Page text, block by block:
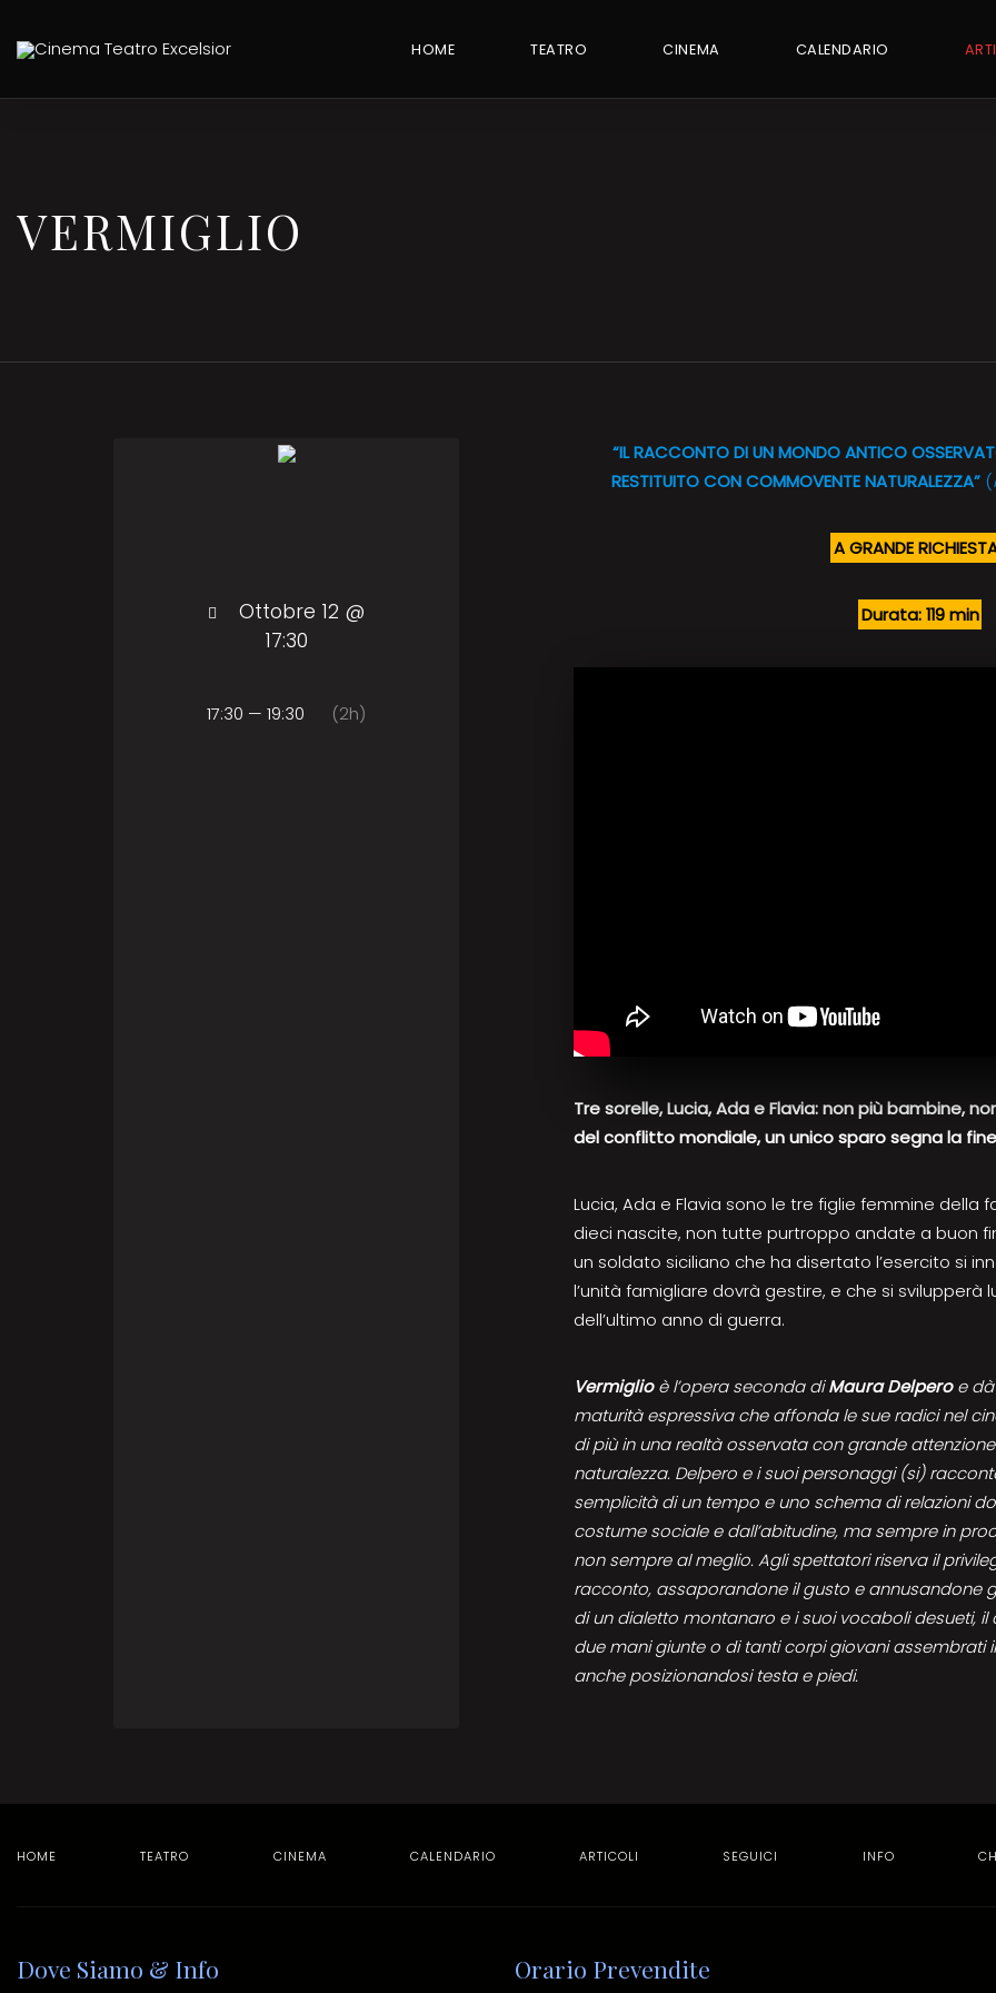
HOME TEATRO CINEMA CALENDARIO
VERMIGLIO
“IL RACCONTO DI UN MONDO ANTICO
RESTITUITO CON COMMOVENTE NATURALEZZA” (
A GRANDE
Durata: 119 min
Tre sorelle, Lucia, Ada e Flavia: non più bambine,
del conflitto mondiale, un unico sparo segna la
Lucia, Ada e Flavia sono le tre figlie femmine della
dieci nascite, non tutte purtroppo andate a buon
un soldato siciliano che ha disertato l’esercito si
l’unità famigliare dovrà gestire, e che si
dell’ultimo anno di guerra.
Vermiglioè l’opera seconda diMaura Delperoe dà
maturità espressiva che affonda le sue radici nel
di più in una realtà osservata con grande
naturalezza. Delpero e i suoi personaggi (si)
semplicità di un tempo e uno schema di relazioni
costume sociale e dall’abitudine, ma sempre in
non sempre al meglio. Agli spettatori riserva il
racconto, assaporandone il gusto e annusandone
di un dialetto montanaro e i suoi vocaboli desueti,
due mani giunte o di tanti corpi giovani assembrati
anche posizionandosi testa e piedi.
Ottobre 12 @
17:30
17:30 — 19:30 (2h)
HOME TEATRO CINEMA CALENDARIO ARTICOLI SEGUICI INFO
Dove Siamo & Info Orario Prevendite